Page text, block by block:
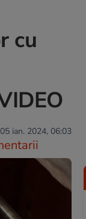
cu
ian. 2024, 06:03